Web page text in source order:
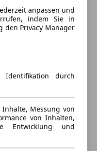
anpassen und
indem Sie in
den Privacy Manager
Identifikation durch
Messung von
von Inhalten,
Entwicklung und